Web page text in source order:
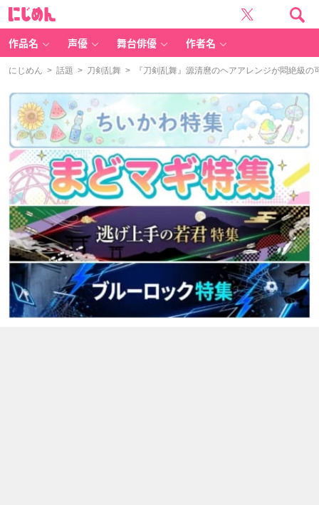
作品名 声優 舞台俳優 作者名
にじめん > 話題 > 刀剣乱舞 > 『刀剣乱舞』源清麿のヘアアレンジが悶絶級の